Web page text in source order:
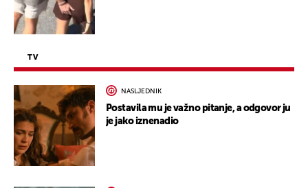
TV
NASLJEDNIK
Postavila mu je važno pitanje, a odgovor ju
je jako iznenadio